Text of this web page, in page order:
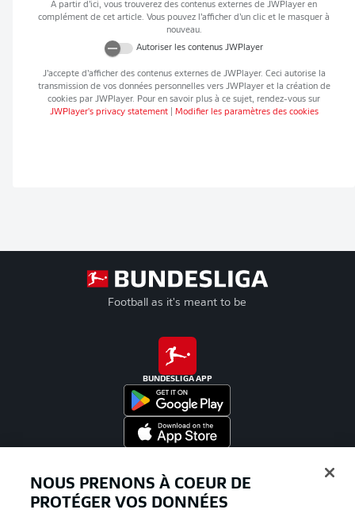
À partir d’ici, vous trouverez des contenus externes de JWPlayer en
complément de cet article. Vous pouvez l’afficher d’un clic et le masquer à
nouveau.
Autoriser les contenus JWPlayer
J’accepte d’afficher des contenus externes de JWPlayer. Ceci autorise la
transmission de vos données personnelles vers JWPlayeret la création de
cookies par JWPlayer. Pour en savoir plus à ce sujet, rendez-vous sur
JWPlayer's privacy statement| Modifier les paramètres des cookies
Football as it's meant to be
BUNDESLIGA APP
NOUS PRENONS À COEUR DE
PROTÉGER VOS DONNÉES